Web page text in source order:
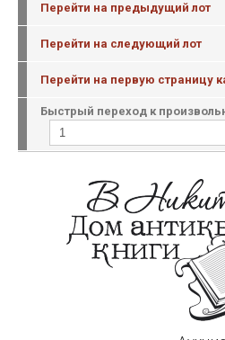
Перейти на предыдущий лот
Перейти на следующий лот
Перейти на первую страницу
Быстрый переход к